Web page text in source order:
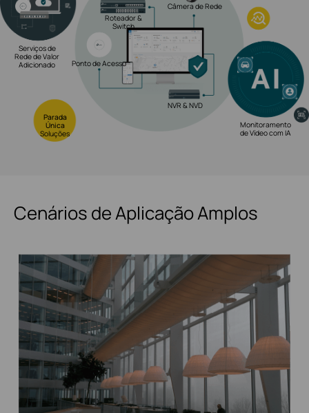
Serviços de
Rede de Valor
Adicionado
Roteador &
Switch
Câmera de Rede
Ponto de Acesso
NVR & NVD
Monitoramento
de Vídeo com IA
Parada
Única
Soluções
Cenários de Aplicação Amplos